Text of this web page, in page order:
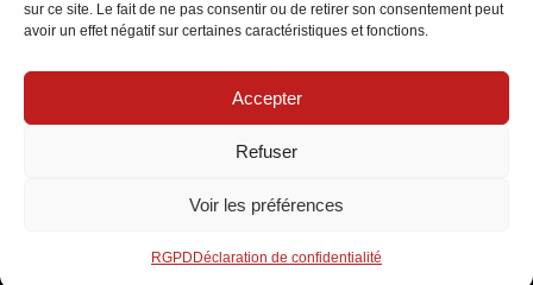
sur ce site. Le fait de ne pas consentir ou de retirer son consentement peut
avoir un effet négatif sur certaines caractéristiques et fonctions.
Accepter
Refuser
Voir les préférences
RGPD Déclaration de confidentialité
SUIVEZ NOUS
Made by :Standesign.fr